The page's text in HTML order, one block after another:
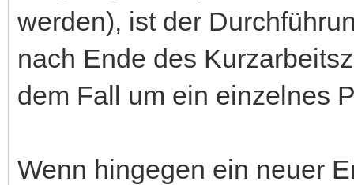
werden), ist der
nach Ende des
dem Fall um ein einzelnes
Wenn hingegen ein neuer